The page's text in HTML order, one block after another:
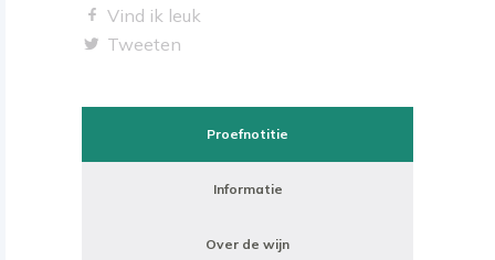
Vind ik leuk
Tweeten
Proefnotitie
Informatie
Over de wijn